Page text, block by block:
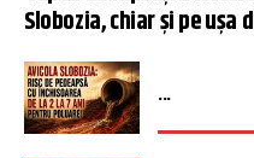
Slobozia, chiar și pe ușa
...